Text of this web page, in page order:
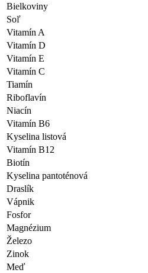
Bielkoviny
Soľ
Vitamín A
Vitamín D
Vitamín E
Vitamín C
Tiamín
Riboflavín
Niacín
Vitamín B6
Kyselina listová
Vitamín B12
Biotín
Kyselina pantoténová
Draslík
Vápnik
Fosfor
Magnézium
Železo
Zinok
Meď